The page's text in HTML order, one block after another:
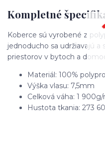
Kompletné
Koberce sú vyrobené z
jednoducho sa udržiavajú
priestorov v bytoch a
Materiál: 100%
Výška vlasu: 7,5mm
Celková váha: 1
Hustota tkania: 273